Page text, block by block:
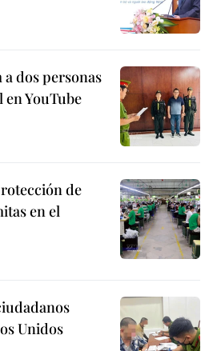
a dos personas
YouTube
de
en el
Unidos